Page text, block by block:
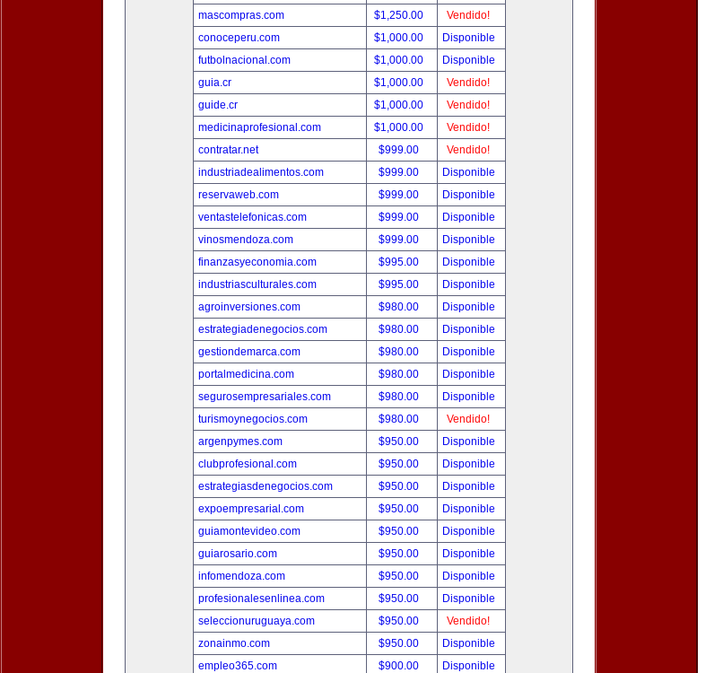
mascompras.com
$1,250.00
Vendido!
conoceperu.com
$1,000.00
Disponible
futbolnacional.com
$1,000.00
Disponible
guia.cr
$1,000.00
Vendido!
guide.cr
$1,000.00
Vendido!
medicinaprofesional.com
$1,000.00
Vendido!
contratar.net
$999.00
Vendido!
industriadealimentos.com
$999.00
Disponible
reservaweb.com
$999.00
Disponible
ventastelefonicas.com
$999.00
Disponible
vinosmendoza.com
$999.00
Disponible
finanzasyeconomia.com
$995.00
Disponible
industriasculturales.com
$995.00
Disponible
agroinversiones.com
$980.00
Disponible
estrategiadenegocios.com
$980.00
Disponible
gestiondemarca.com
$980.00
Disponible
portalmedicina.com
$980.00
Disponible
segurosempresariales.com
$980.00
Disponible
turismoynegocios.com
$980.00
Vendido!
argenpymes.com
$950.00
Disponible
clubprofesional.com
$950.00
Disponible
estrategiasdenegocios.com
$950.00
Disponible
expoempresarial.com
$950.00
Disponible
guiamontevideo.com
$950.00
Disponible
guiarosario.com
$950.00
Disponible
infomendoza.com
$950.00
Disponible
profesionalesenlinea.com
$950.00
Disponible
seleccionuruguaya.com
$950.00
Vendido!
zonainmo.com
$950.00
Disponible
empleo365.com
$900.00
Disponible